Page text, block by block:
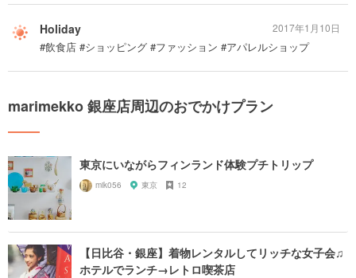
Holiday
#飲食店 #ショッピング #ファッション #アパレルショップ
2017年1月10日
marimekko 銀座店周辺のおでかけプラン
東京にいながらフィンランド体験プチトリップ
mik056 東京 12
【日比谷・銀座】着物レンタルしてリッチな女子会♫
ホテルでランチ→レトロ喫茶店